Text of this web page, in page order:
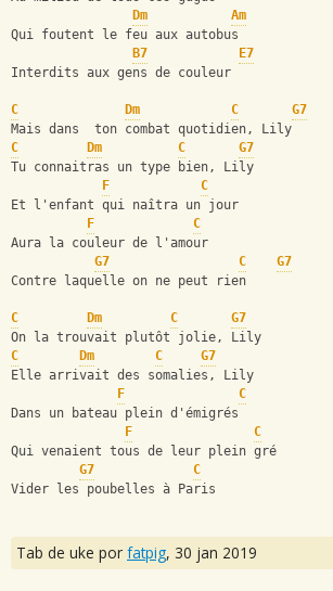
Dm
Am
Qui foutent le feu aux autobus
B7
E7
Interdits aux gens de couleur
C Dm C
G7
Mais dans  ton combat quotidien, Lily
C
Dm C
G7
Tu connaitras un type bien, Lily
F
C
Et l'enfant qui naîtra un jour
F
C
Aura la couleur de l'amour
G7
C
G7
Contre laquelle on ne peut rien
C Dm C
G7
On la trouvait plutôt jolie, Lily
C
Dm C
G7
Elle arrivait des somalies, Lily
F
C
Dans un bateau plein d'émigrés
F
C
Qui venaient tous de leur plein gré
G7
C
Vider les poubelles à Paris
Tab de uke por fatpig, 30 jan 2019